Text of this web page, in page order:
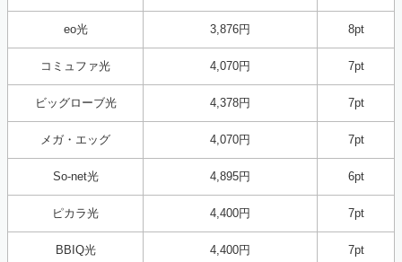
eo光 3,876円 8pt
コミュファ光 4,070円 7pt
ビッグローブ光 4,378円 7pt
メガ・エッグ 4,070円 7pt
So-net光 4,895円 6pt
ピカラ光 4,400円 7pt
BBIQ光 4,400円 7pt